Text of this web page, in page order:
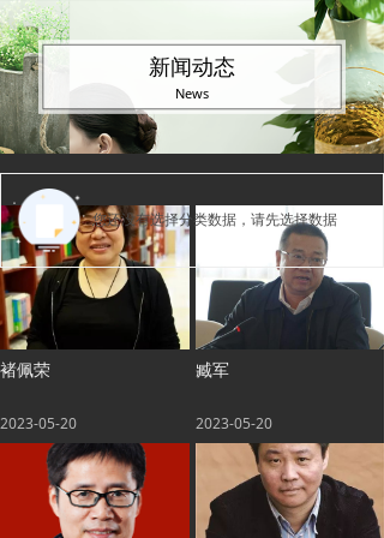
您还没有选择分类数据，请先选择数据
褚佩荣
2023-05-20
臧军
2023-05-20
新闻动态
News